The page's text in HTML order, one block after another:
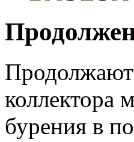
коллектора
бурения в